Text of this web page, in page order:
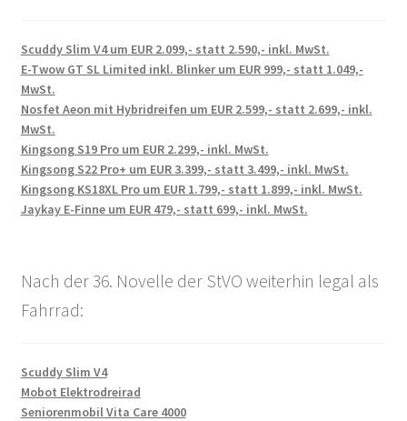
Scuddy Slim V4 um EUR 2.099,- statt 2.590,- inkl. MwSt.
E-Twow GT SL Limited inkl. Blinker um EUR 999,- statt 1.049,-
MwSt.
Nosfet Aeon mit Hybridreifen um EUR 2.599,- statt 2.699,- inkl.
MwSt.
Kingsong S19 Pro um EUR 2.299,- inkl. MwSt.
Kingsong S22 Pro+ um EUR 3.399,- statt 3.499,- inkl. MwSt.
Kingsong KS18XL Pro um EUR 1.799,- statt 1.899,- inkl. MwSt.
Jaykay E-Finne um EUR 479,- statt 699,- inkl. MwSt.
Nach der 36. Novelle der StVO weiterhin legal als
Fahrrad:
Scuddy Slim V4
Mobot Elektrodreirad
Seniorenmobil Vita Care 4000